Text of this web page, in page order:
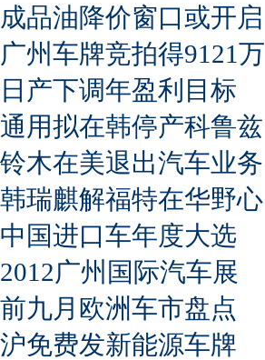
成品油降价窗口或开启
广州车牌竞拍得9121万
日产下调年盈利目标
通用拟在韩停产科鲁兹
铃木在美退出汽车业务
韩瑞麒解福特在华野心
中国进口车年度大选
2012广州国际汽车展
前九月欧洲车市盘点
沪免费发新能源车牌